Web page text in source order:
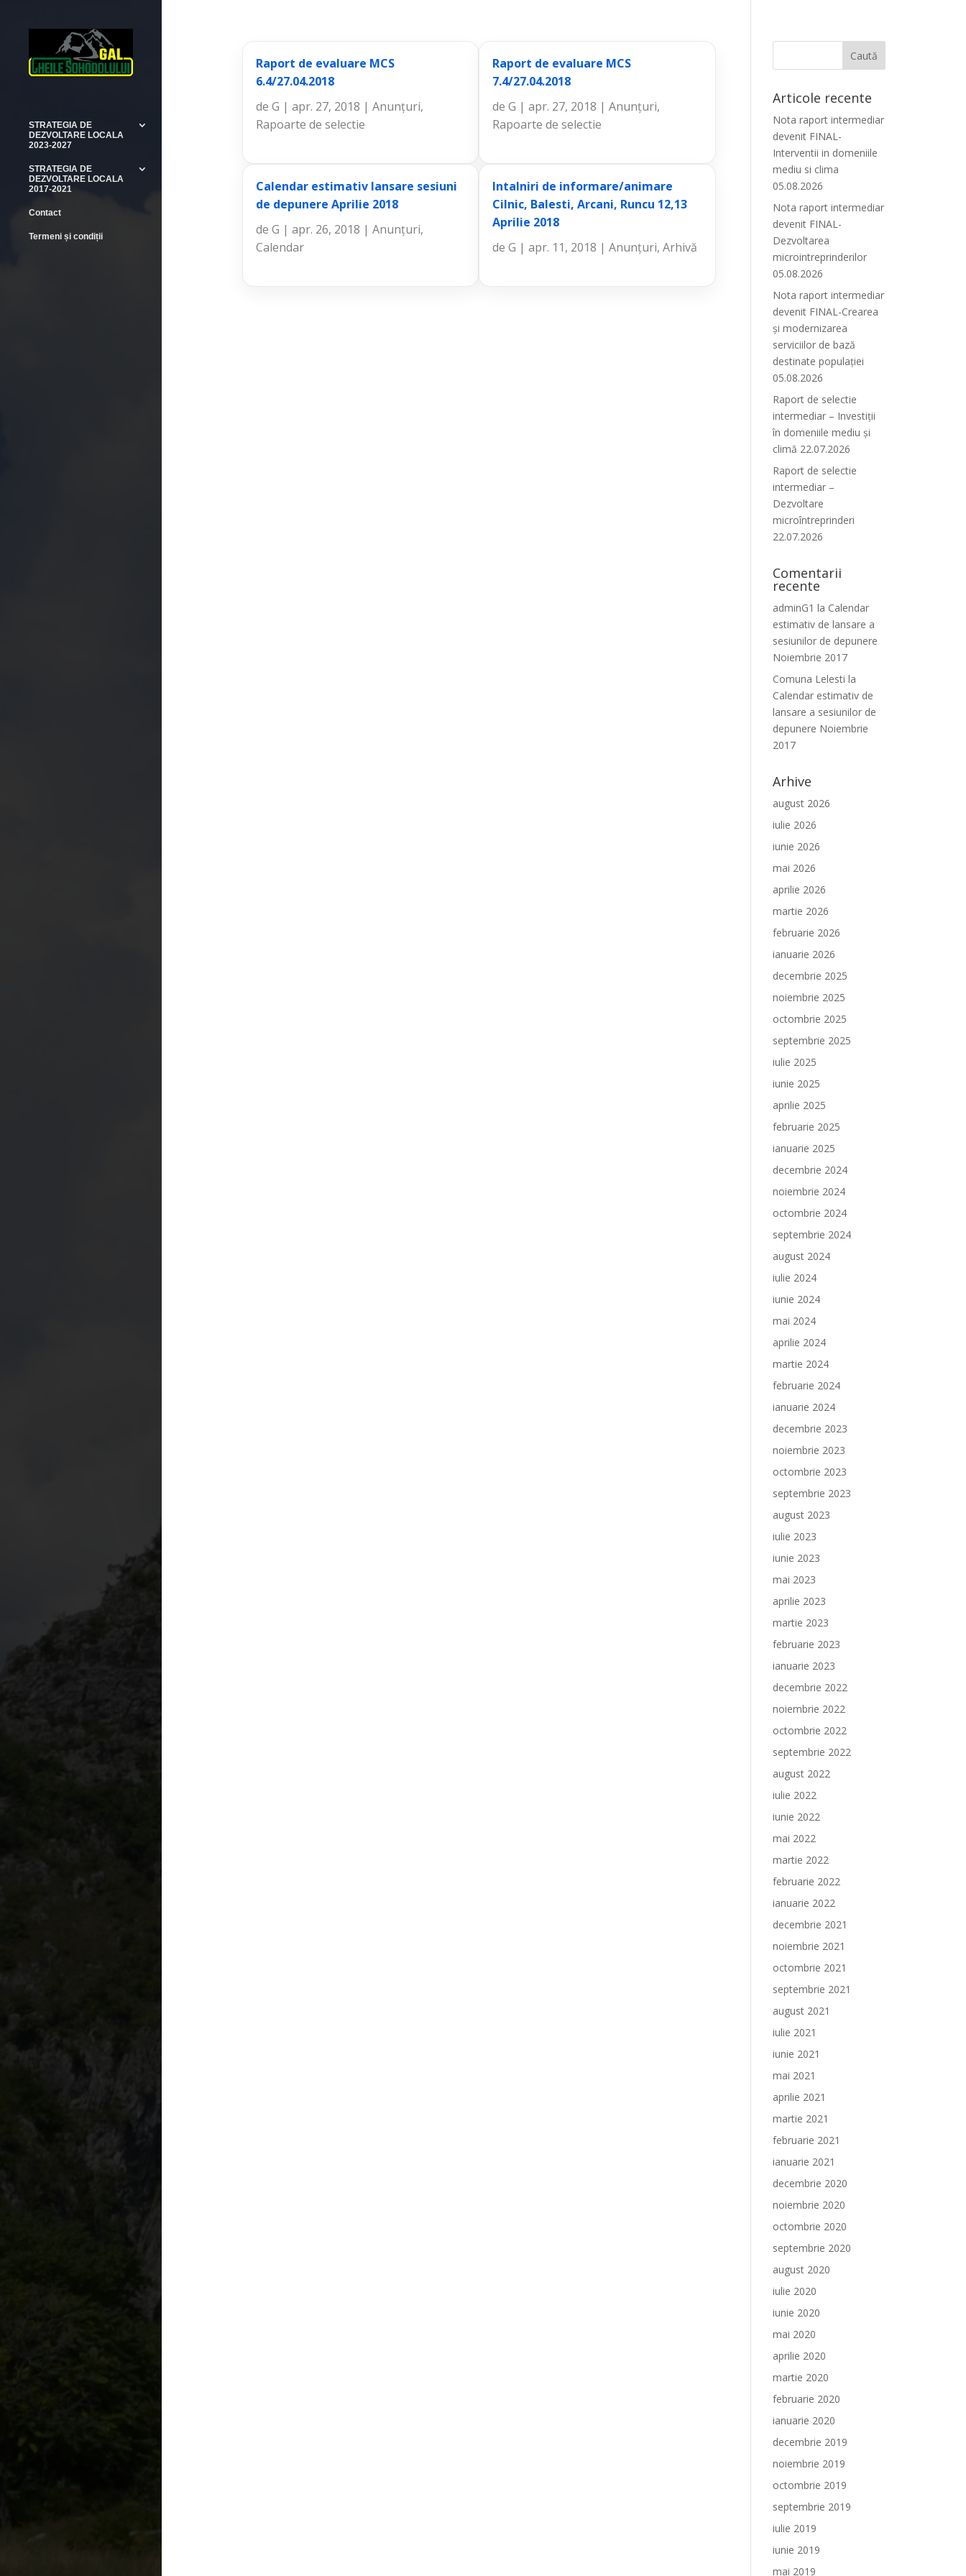
STRATEGIA DE
DEZVOLTARE LOCALA
2023-2027
STRATEGIA DE
DEZVOLTARE LOCALA
2017-2021
Contact
Termeni și condiții
Raport de evaluare MCS
6.4/27.04.2018
de G | apr. 27, 2018 | Anunțuri,
Rapoarte de selectie
Raport de evaluare MCS
7.4/27.04.2018
deG |apr. 27, 2018 |Anunțuri,
Rapoarte de selectie
Calendar estimativ lansare sesiuni
de depunere Aprilie 2018
de G | apr. 26, 2018 | Anunțuri,
Calendar
Intalniri de informare/animare
Cilnic, Balesti, Arcani, Runcu 12,13
Aprilie 2018
deG |apr. 11, 2018 |Anunțuri,Arhivă
Articole recente
Nota raport intermediar
devenit FINAL-
Interventii in domeniile
mediu si clima
05.08.2026
Nota raport intermediar
devenit FINAL-
Dezvoltarea
microintreprinderilor
05.08.2026
Nota raport intermediar
devenit FINAL-Crearea
și modernizarea
serviciilor de bază
destinate populației
05.08.2026
Raport de selectie
intermediar – Investiții
în domeniile mediu și
climă 22.07.2026
Raport de selectie
intermediar –
Dezvoltare
microîntreprinderi
22.07.2026
Comentarii
recente
adminG1 la Calendar
estimativ de lansare a
sesiunilor de depunere
Noiembrie 2017
Comuna Lelesti la
Calendar estimativ de
lansare a sesiunilor de
depunere Noiembrie
2017
Arhive
august 2026
iulie 2026
iunie 2026
mai 2026
aprilie 2026
martie 2026
februarie 2026
ianuarie 2026
decembrie 2025
noiembrie 2025
octombrie 2025
septembrie 2025
iulie 2025
iunie 2025
aprilie 2025
februarie 2025
ianuarie 2025
decembrie 2024
noiembrie 2024
octombrie 2024
septembrie 2024
august 2024
iulie 2024
iunie 2024
mai 2024
aprilie 2024
martie 2024
februarie 2024
ianuarie 2024
decembrie 2023
noiembrie 2023
octombrie 2023
septembrie 2023
august 2023
iulie 2023
iunie 2023
mai 2023
aprilie 2023
martie 2023
februarie 2023
ianuarie 2023
decembrie 2022
noiembrie 2022
octombrie 2022
septembrie 2022
august 2022
iulie 2022
iunie 2022
mai 2022
martie 2022
februarie 2022
ianuarie 2022
decembrie 2021
noiembrie 2021
octombrie 2021
septembrie 2021
august 2021
iulie 2021
iunie 2021
mai 2021
aprilie 2021
martie 2021
februarie 2021
ianuarie 2021
decembrie 2020
noiembrie 2020
octombrie 2020
septembrie 2020
august 2020
iulie 2020
iunie 2020
mai 2020
aprilie 2020
martie 2020
februarie 2020
ianuarie 2020
decembrie 2019
noiembrie 2019
octombrie 2019
septembrie 2019
iulie 2019
iunie 2019
mai 2019